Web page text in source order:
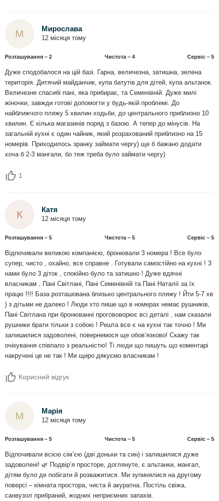
М Мирослава
12 місяця тому
Розташування – 2 Чистота – 4 Сервіс – 5
Дуже сподобалося на цій базі. Гарна, величезна, затишна, зелена
територія. Дитячий майданчик, купа батутів для дітей, купа альтанок.
Величезне спасибі пані, яка прибирає, та Семенівній. Дуже милі
жіночки, завжди готові допомогти у будь-якій проблемі. До
найближчого пляжу 5 хвилин ходьби, до центрального приблизно 10
хвилин. Є кілька магазинів поряд з базою. А тепер до мінусів. На
загальній кухні є один чайник, який розрахований приблизно на 15
номерів. Приходилось зранку займати чергу) ще б бажано додати
хоча б 2-3 мангали, бо теж треба було займати чергу)
1
К Катя
12 місяця тому
Розташування – 5 Чистота – 5 Сервіс – 5
Відпочивали великою компанією, бронювали 3 номера ! Все було
супер, чисто , охайно, все справне . Готували самостійно на кухні ! З
нами було 3 діток , спокійно було та затишно ! Дуже вдячні
власникам , Пані Світлані, Пані Семенівній та Пані Наталії за їх
працю !!!! База розташована близько центрального пляжу ! Йти 5-7 хв
) з дітьми не далеко ! Люди хто пише що в номерах немає рушників,
Пані Світлана при бронюванні прогововорює всі деталі , нам сказали
рушники брати тільки з собою ! Решта все є на кухні так точно ! Ми
залишилися задоволені, повернемося ще обовʼязково! Скажу так
очікування співпало з реальністю! Ті люди що пишуть що коментарі
накручені це не так ! Ми щиро дякуємо власникам !
Корисний відгук
М Марія
12 місяця тому
Розташування – 5 Чистота – 5 Сервіс – 5
Відпочивали всією сім’єю (дві доньки та син) і залишилися дуже
задоволені! 🌿 Подвір’я просторе, доглянуте, є альтанки, мангал,
дітям було де побігати й розважитися. Ми зупинялися на другому
поверсі – кімната простора, чиста й акуратна. Постіль свіжа,
санвузол прибраний, жодних неприємних запахів.